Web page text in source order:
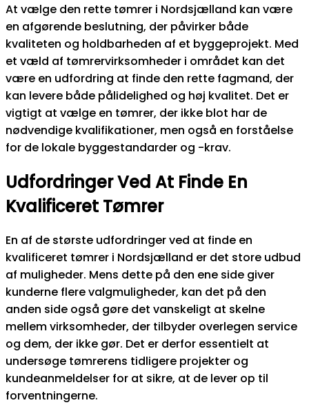
At vælge den rette tømrer i Nordsjælland kan være
en afgørende beslutning, der påvirker både
kvaliteten og holdbarheden af et byggeprojekt. Med
et væld af tømrervirksomheder i området kan det
være en udfordring at finde den rette fagmand, der
kan levere både pålidelighed og høj kvalitet. Det er
vigtigt at vælge en tømrer, der ikke blot har de
nødvendige kvalifikationer, men også en forståelse
for de lokale byggestandarder og -krav.
Udfordringer Ved At Finde En
Kvalificeret Tømrer
En af de største udfordringer ved at finde en
kvalificeret tømrer i Nordsjælland er det store udbud
af muligheder. Mens dette på den ene side giver
kunderne flere valgmuligheder, kan det på den
anden side også gøre det vanskeligt at skelne
mellem virksomheder, der tilbyder overlegen service
og dem, der ikke gør. Det er derfor essentielt at
undersøge tømrerens tidligere projekter og
kundeanmeldelser for at sikre, at de lever op til
forventningerne.